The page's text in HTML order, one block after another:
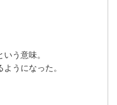
う意味。
うになった。